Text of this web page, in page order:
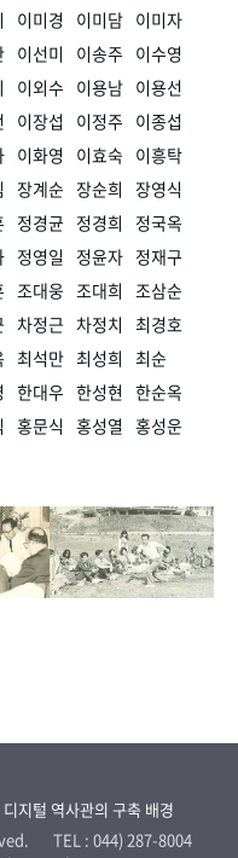
이미경 이미담 이미자
이선미 이송주 이수영
이외수 이용남 이용선
이장섭 이정주 이종섭
이화영 이효숙 이흥탁
장계순 장순희 장영식
정경균 정경희
정국옥
정영일 정윤자 정재구
조대웅 조대희 조삼순
차정근 차정치 최경호
최석만 최성희 최순
한대우 한성현 한순옥
홍문식 홍성열 홍성운
디지털 역사관의 구축 배경
TEL : 044) 287-8004